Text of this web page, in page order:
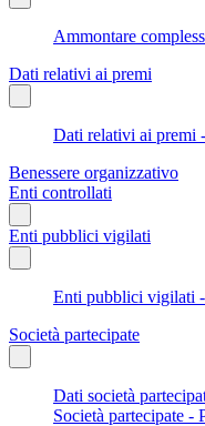
Ammontare
Dati relativi ai premi
Dati relativi ai premi
Benessere organizzativo
Enti controllati
Enti pubblici vigilati
Enti pubblici vigilati
Società partecipate
Dati società
Società partecipate -